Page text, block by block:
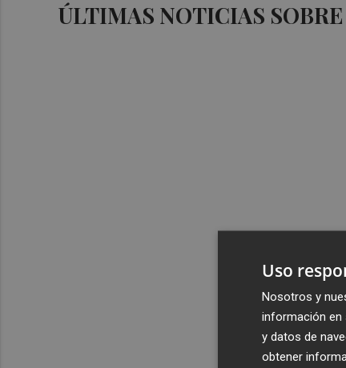
ÚLTIMAS NOTICIAS
Uso
Nosotros y
información en
y datos de
obtener